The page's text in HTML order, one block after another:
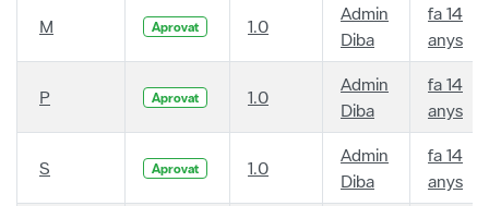
M Aprovat 1.0
Admin
Diba
fa 14
anys
P Aprovat 1.0
Admin
Diba
fa 14
anys
S Aprovat 1.0
Admin
Diba
fa 14
anys